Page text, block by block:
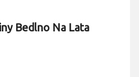
Bedlno Na Lata